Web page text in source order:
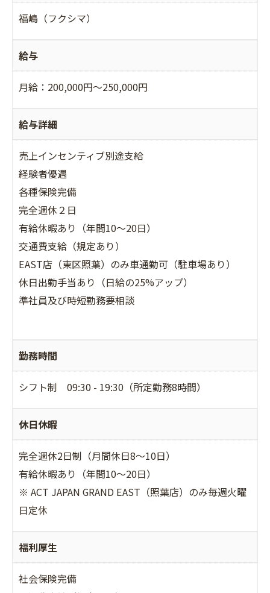
福嶋（フクシマ）
給与
月給：200,000円～250,000円
給与詳細
売上インセンティブ別途支給
経験者優遇
各種保険完備
完全週休２日
有給休暇あり（年間10〜20日）
交通費支給（規定あり）
EAST店（東区照葉）のみ車通勤可（駐車場あり）
休日出勤手当あり（日給の25%アップ）
準社員及び時短勤務要相談
勤務時間
シフト制 09:30 - 19:30（所定勤務8時間）
休日休暇
完全週休2日制（月間休日8～10日）
有給休暇あり（年間10〜20日）
※ ACT JAPAN GRAND EAST（照葉店）のみ毎週火曜
日定休
福利厚生
社会保険完備